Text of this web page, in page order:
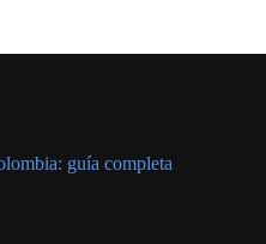
guía completa